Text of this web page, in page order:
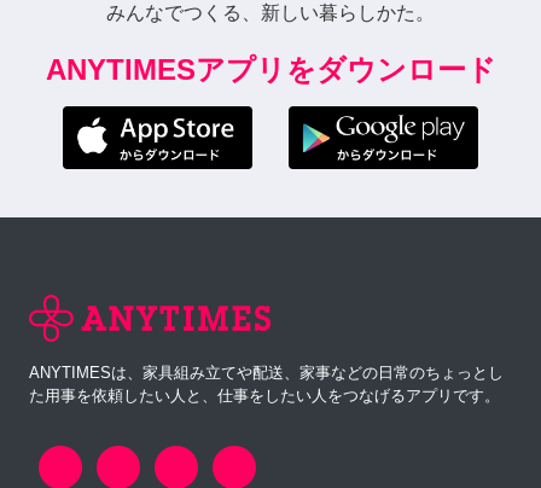
みんなでつくる、新しい暮らしかた。
ANYTIMESアプリをダウンロード
ANYTIMESは、家具組み立てや配送、家事などの日常のちょっとし
た用事を依頼したい人と、仕事をしたい人をつなげるアプリです。